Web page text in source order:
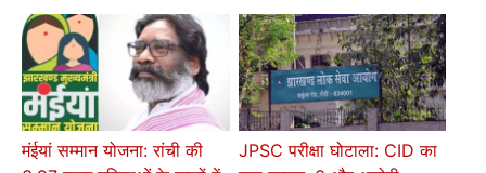
मंईयां सम्मान योजना: रांची की
JPSC परीक्षा घोटाला: CID का